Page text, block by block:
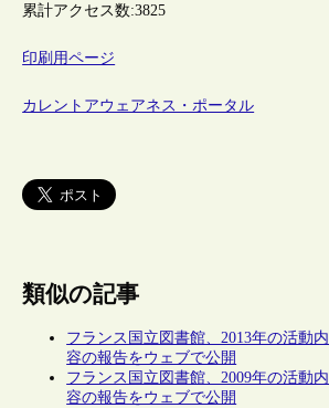
累計アクセス数:3825
印刷用ページ
カレントアウェアネス・ポータル
類似の記事
フランス国立図書館、2013年の活動内
容の報告をウェブで公開
フランス国立図書館、2009年の活動内
容の報告をウェブで公開